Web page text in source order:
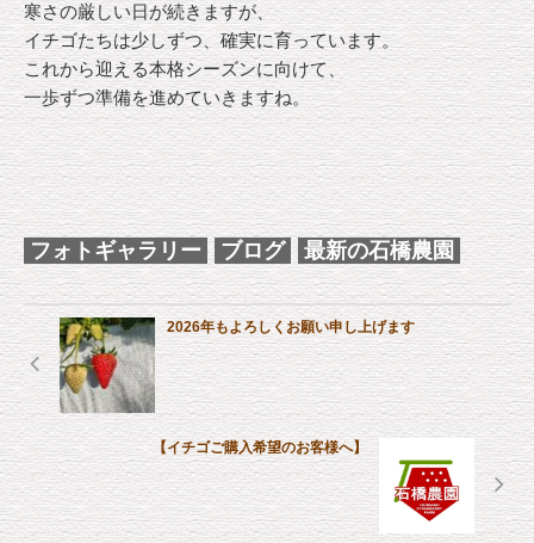
寒さの厳しい日が続きますが、
イチゴたちは少しずつ、確実に育っています。
これから迎える本格シーズンに向けて、
一歩ずつ準備を進めていきますね。
フォトギャラリー ブログ 最新の石橋農園
2026年もよろしくお願い申し上げます
【イチゴご購入希望のお客様へ】